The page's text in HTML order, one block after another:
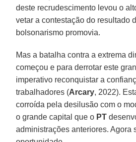
deste recrudescimento levou o
vetar a contestação do resultado
bolsonarismo promovia.
Mas a batalha contra a extrema
começou e para derrotar este
imperativo reconquistar a
trabalhadores (Arcary, 2022).
corroída pela desilusão com o
o grande capital que o PT
administrações anteriores. Agora